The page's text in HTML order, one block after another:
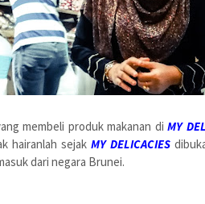
membeli produk makanan diMY
hairanlah sejakMY DELICACIES
dari negara Brunei.